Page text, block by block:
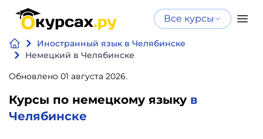
Все курсы
Иностранный язык в Челябинске
Немецкий в Челябинске
Обновлено 01 августа 2026.
Курсы по немецкому языку в
Челябинске
Нейросеть
и ИИ
Программирование
Бизнес
Нейросеть и ИИ
интеллекту